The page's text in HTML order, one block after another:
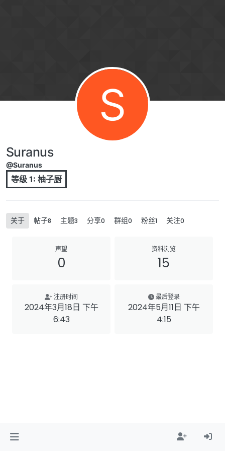
S
Suranus
@Suranus
等级 1: 柚子厨
关于 帖子8 主题3 分享0 群组0 粉丝1 关注0
声望
0
资料浏览
15
注册时间
2024年3月18日 下午
6:43
最后登录
2024年5月11日 下午
4:15